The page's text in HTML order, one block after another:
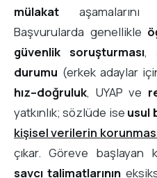
mülakat aşamalarını
Başvurularda genellikle
güvenlik soruşturması,
durumu (erkek adaylar
hız–doğruluk, UYAP ve
yatkınlık; sözlüde ise usul
kişisel verilerin
çıkar. Göreve başlayan
savcı talimatlarının